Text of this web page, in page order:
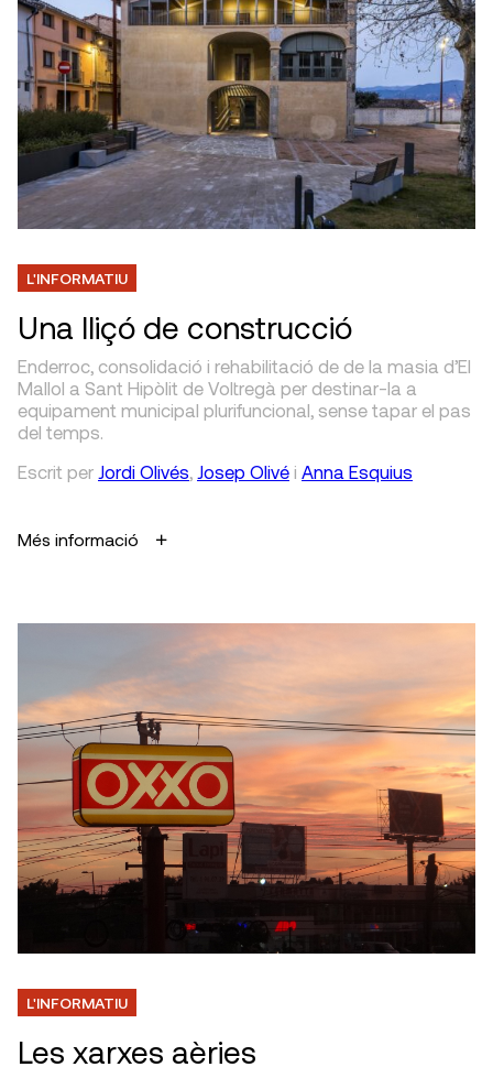
L'INFORMATIU
Una lliçó de construcció
Enderroc, consolidació i rehabilitació de de la masia d’El
Mallol a Sant Hipòlit de Voltregà per destinar-la a
equipament municipal plurifuncional, sense tapar el pas
del temps.
Escrit per Jordi Olivés, Josep Olivé i Anna Esquius
Més informació
L'INFORMATIU
Les xarxes aèries